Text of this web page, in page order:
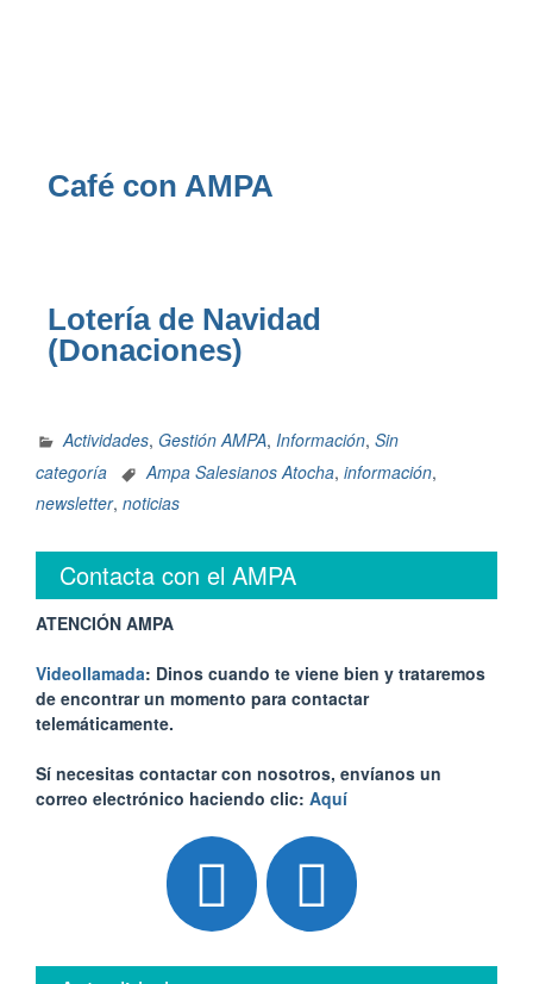
Café con AMPA
Lotería de Navidad
(Donaciones)
Actividades, Gestión AMPA, Información, Sin
categoría
Ampa Salesianos Atocha, información,
newsletter, noticias
Contacta con el AMPA
ATENCIÓN AMPA
Videollamada: Dinos cuando te viene bien y trataremos
de encontrar un momento para contactar
telemáticamente.
Sí necesitas contactar con nosotros, envíanos un
correo electrónico haciendo clic: Aquí